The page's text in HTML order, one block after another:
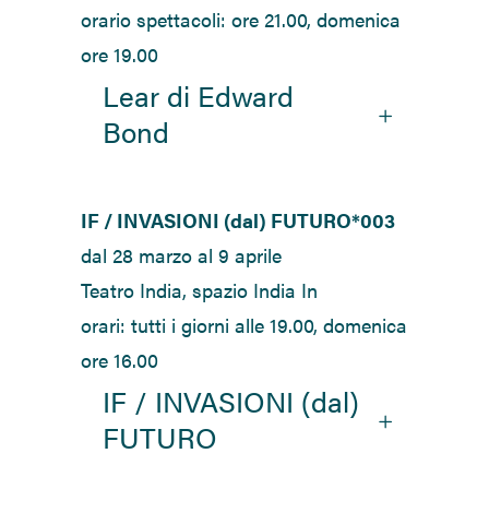
orario spettacoli: ore 21.00, domenica
ore 19.00
Lear di Edward
Bond
IF / INVASIONI (dal) FUTURO*003
dal 28 marzo al 9 aprile
Teatro India, spazio India In
orari: tutti i giorni alle 19.00, domenica
ore 16.00
IF / INVASIONI (dal)
FUTURO